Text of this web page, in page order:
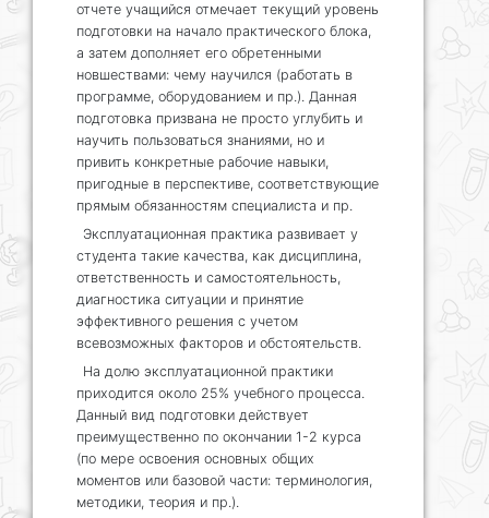
отчете учащийся отмечает текущий уровень
подготовки на начало практического блока,
а затем дополняет его обретенными
новшествами: чему научился (работать в
программе, оборудованием и пр.). Данная
подготовка призвана не просто углубить и
научить пользоваться знаниями, но и
привить конкретные рабочие навыки,
пригодные в перспективе, соответствующие
прямым обязанностям специалиста и пр.
Эксплуатационная практика развивает у
студента такие качества, как дисциплина,
ответственность и самостоятельность,
диагностика ситуации и принятие
эффективного решения с учетом
всевозможных факторов и обстоятельств.
На долю эксплуатационной практики
приходится около 25% учебного процесса.
Данный вид подготовки действует
преимущественно по окончании 1-2 курса
(по мере освоения основных общих
моментов или базовой части: терминология,
методики, теория и пр.).